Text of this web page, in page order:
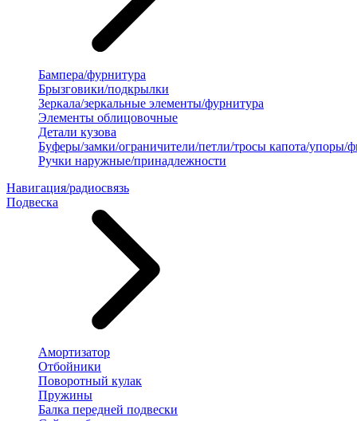
Бампера/фурнитура
Брызговики/подкрылки
Зеркала/зеркальные элементы/фурнитура
Элементы облицовочные
Детали кузова
Буферы/замки/ограничители/петли/тросы капота/упоры/
Ручки наружные/принадлежности
Навигация/радиосвязь
Подвеска
Амортизатор
Отбойники
Поворотный кулак
Пружины
Балка передней подвески